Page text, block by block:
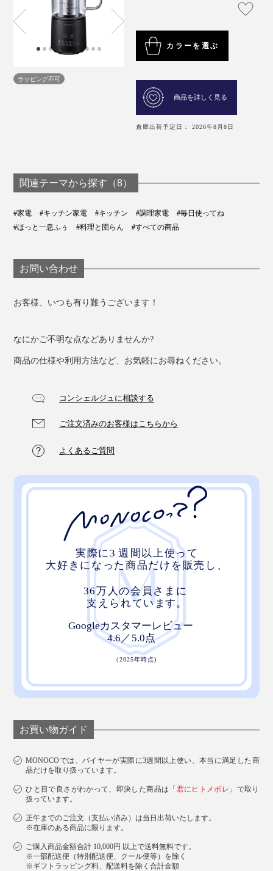
ラッピング不可
カラーを選ぶ
商品を詳しく見る
倉庫出荷予定日： 2026年8月8日
関連テーマから探す（8）
#家電 #キッチン家電 #キッチン #調理家電
#毎日使ってね
#ほっと一息ふぅ
#料理と団らん #すべての商品
お問い合わせ
お客様、いつも有り難うございます！
なにかご不明な点などありませんか?
商品の仕様や利用方法など、お気軽にお尋ねください。
コンシェルジュに相談する
ご注文済みのお客様はこちらから
よくあるご質問
お買い物ガイド
MONOCOでは、バイヤーが実際に3週間以上使い、本当に満足した商
品だけを取り扱っています。
ひと目で良さがわかって、即決した商品は「君にヒトメボレ 」で取り
扱っています。
正午までのご注文（支払い済み）は当日出荷いたします。
※在庫のある商品に限ります。
ご購入商品金額合計 10,000円 以上で送料無料です。
※一部配送便（特別配送便、クール便等）を除く
※ギフトラッピング料、配送料を除く合計金額